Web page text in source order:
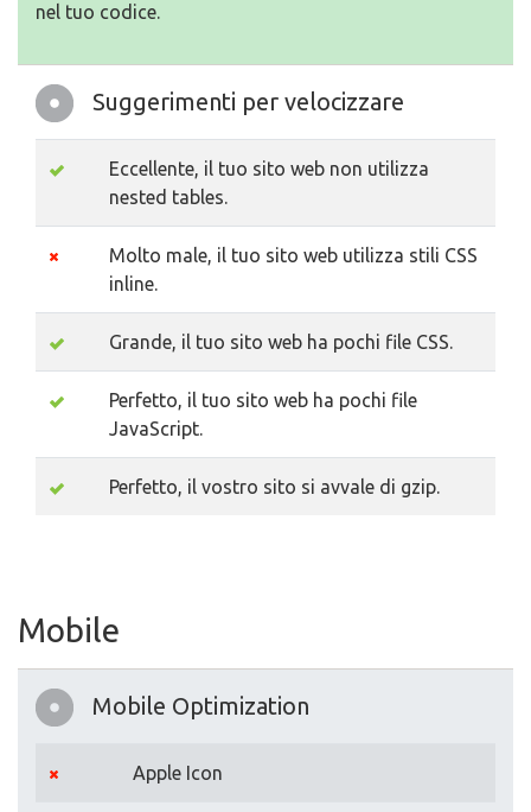
nel tuo codice.
Suggerimenti per velocizzare
Eccellente, il tuo sito web non utilizza
nested tables.
Molto male, il tuo sito web utilizza stili CSS
inline.
Grande, il tuo sito web ha pochi file CSS.
Perfetto, il tuo sito web ha pochi file
JavaScript.
Perfetto, il vostro sito si avvale di gzip.
Mobile
Mobile Optimization
Apple Icon